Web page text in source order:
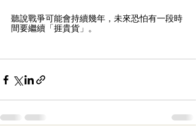
聽說戰爭可能會持續幾年，未來恐怕有一段時
間要繼續「捱貴貨」。